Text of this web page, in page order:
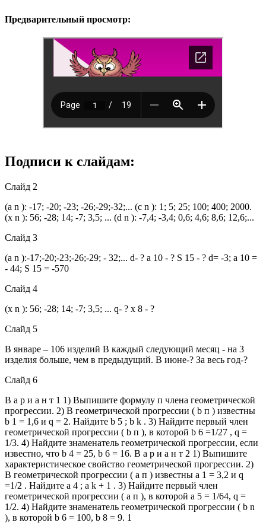
Предварительный просмотр:
Подписи к слайдам:
Слайд 2
(a n ): -17; -20; -23; -26;-29;-32;... (c n ): 1; 5; 25; 100; 400; 2000.
(x n ): 56; -28; 14; -7; 3,5; ... (d n ): -7,4; -3,4; 0,6; 4,6; 8,6; 12,6;...
Слайд 3
(a n ):-17;-20;-23;-26;-29; - 32;... d- ? a 10 - ? S 15 - ? d= -3; a 10 =
- 44; S 15 = -570
Слайд 4
(x n ): 56; -28; 14; -7; 3,5; ... q- ? x 8 - ?
Слайд 5
В январе – 106 изделий В каждый следующий месяц - на 3
изделия больше, чем в предыдущий. В июне-? За весь год-?
Слайд 6
В а р и а н т 1 1) Выпишите формулу п члена геометрической
прогрессии. 2) В геометрической прогрессии ( b п ) известны
b 1 = 1,6 и q = 2. Найдите b 5 ; b k . 3) Найдите первый член
геометрической прогрессии ( b п ), в которой b 6 =1/27 , q =
1/3. 4) Найдите знаменатель геометрической прогрессии, если
известно, что b 4 = 25, b 6 = 16. В а р и а н т 2 1) Выпишите
характеристическое свойство геометрической прогрессии. 2)
В геометрической прогрессии ( а п ) известны а 1 = 3,2 и q
=1/2 . Найдите а 4 ; а k + 1 . 3) Найдите первый член
геометрической прогрессии ( а п ), в которой а 5 = 1/64, q =
1/2. 4) Найдите знаменатель геометрической прогрессии ( b n
), в которой b 6 = 100, b 8 = 9. 1